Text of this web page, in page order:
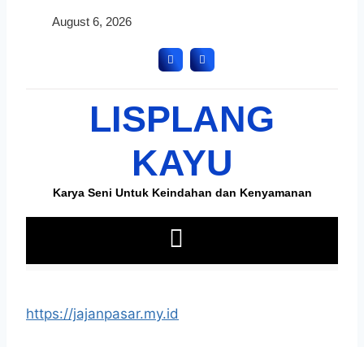
https://jajanpasar.my.id